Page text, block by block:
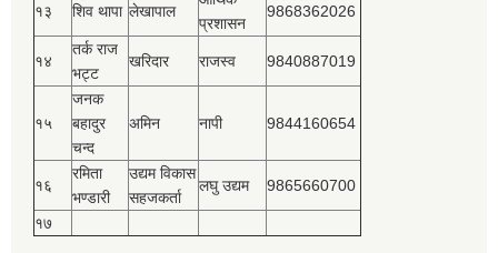
१३ शिव थापा लेखापाल
प्रशासन
9868362026
१४
तर्क राज
भट्ट
खरिदार राजस्‍व 9840887019
१५
जनक
बहादुर
चन्द
अमिन नापी 9844160654
१६
रमिता
भण्डारी
उद्यम विकास
सहजकर्ता
लघु उद्यम 9865660700
१७